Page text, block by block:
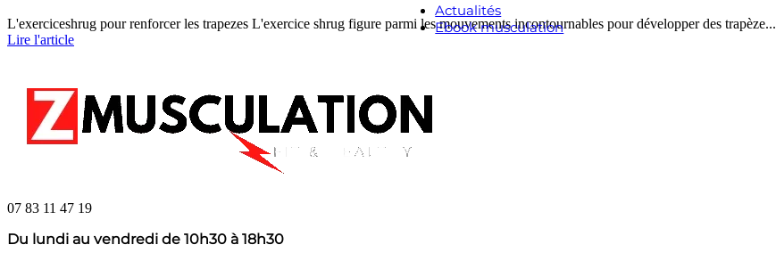
Actualités
Ebook musculation
L'exerciceshrug pour renforcer les trapezes L'exercice shrug figure parmi les mouvements incontournables pour développer des trapèze...
Lire l'article
07 83 11 47 19
Du lundi au vendredi de 10h30 à 18h30